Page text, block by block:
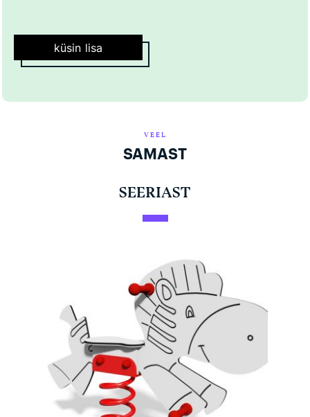
küsin lisa
VEEL
SAMAST
SEERIAST